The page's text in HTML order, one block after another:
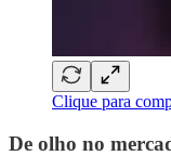
Clique para
De olho no